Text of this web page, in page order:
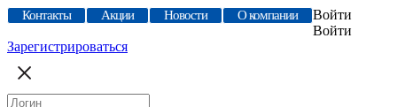
Контакты Акции Новости О компании
Войти
Войти
Зарегистрироваться